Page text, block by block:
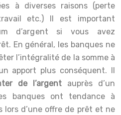
à diverses raisons (perte
etc.) Il est important
d’argent si vous avez
En général, les banques ne
l’intégralité de la somme à
apport plus conséquent. Il
de l’argent auprès d’un
banques ont tendance à
d’une offre de prêt et ne